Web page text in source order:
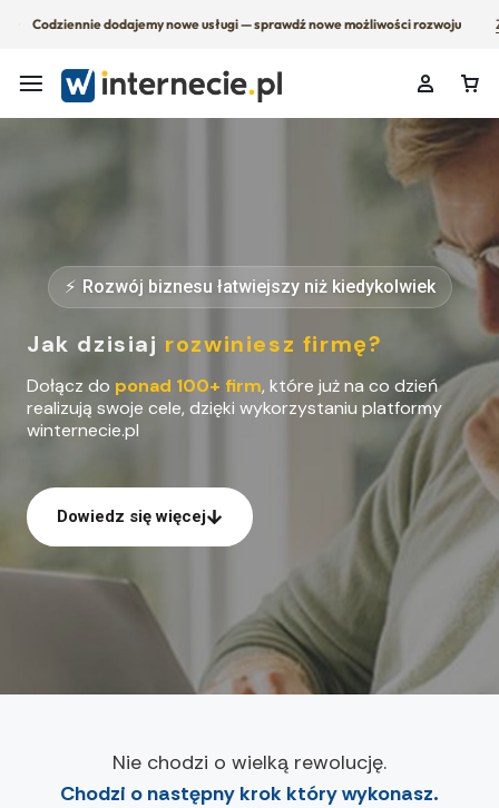
Codziennie dodajemy nowe usługi — sprawdź nowe możliwości rozwoju
Rozwój biznesu łatwiejszy niż kiedykolwiek
Jak dzisiaj rozwiniesz firmę?
Dołącz do ponad 100+ firm, które już na co dzień
realizują swoje cele, dzięki wykorzystaniu platformy
winternecie.pl
Dowiedz się więcej
Nie chodzi o wielką rewolucję.
Chodzi o następny krok który wykonasz.